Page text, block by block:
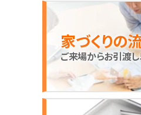
家づくりの
ご来場からお引渡